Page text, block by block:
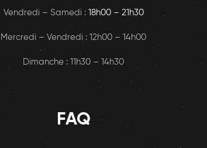
Vendredi – Samedi :18h00– 21h30
Mercredi – Vendredi : 12h00 – 14h00
Dimanche : 11h30 – 14h30
FAQ